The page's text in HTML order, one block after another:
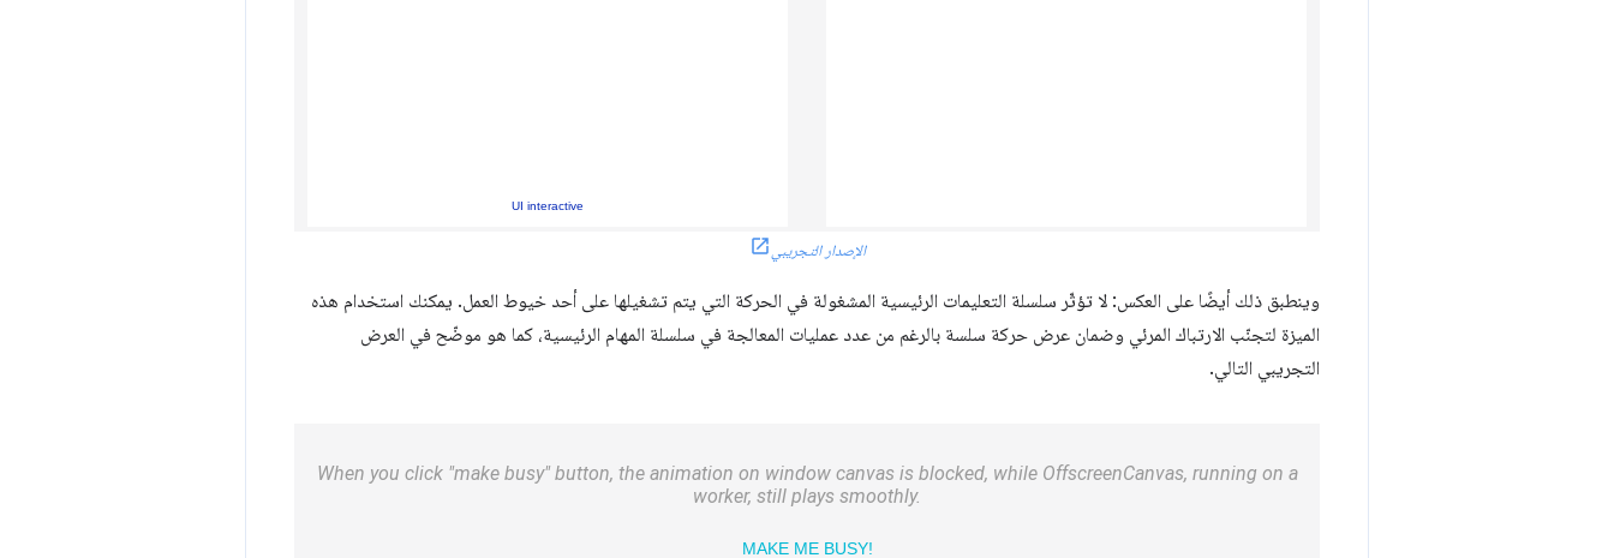
الإصدار التجريبي
وينطبق ذلك أيضًا على العكس: لا تؤثّر سلسلة التعليمات الرئيسية المشغولة في الحركة التي يتم تشغيلها على أحد خيوط العمل. يمكنك استخدام هذه
الميزة لتجنّب الارتباك المرئي وضمان عرض حركة سلسة بالرغم من عدد عمليات المعالجة في سلسلة المهام الرئيسية، كما هو موضّح في العرض
التجريبي التالي.